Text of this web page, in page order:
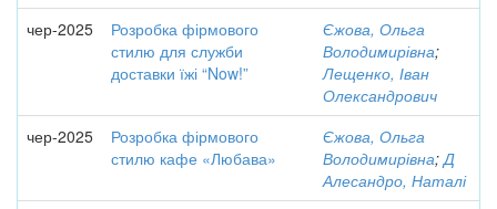
чер-2025
Розробка фірмового
стилю для служби
доставки їжі “Now!”
Єжова, Ольга
Володимирівна;
Лещенко, Іван
Олександрович
чер-2025
Розробка фірмового
стилю кафе «Любава»
Єжова, Ольга
Володимирівна;Д
Алесандро, Наталі